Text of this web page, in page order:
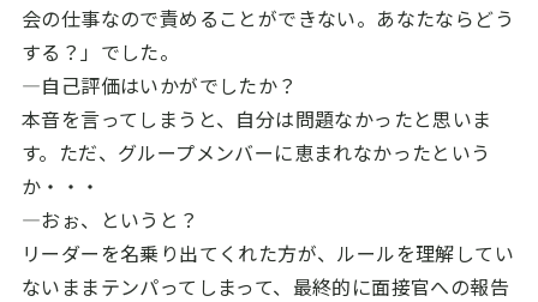
会の仕事なので責めることができない。あなたならどう
する？」でした。
―自己評価はいかがでしたか？
本音を言ってしまうと、自分は問題なかったと思いま
す。ただ、グループメンバーに恵まれなかったという
か・・・
―おぉ、というと？
リーダーを名乗り出てくれた方が、ルールを理解してい
ないままテンパってしまって、最終的に面接官への報告